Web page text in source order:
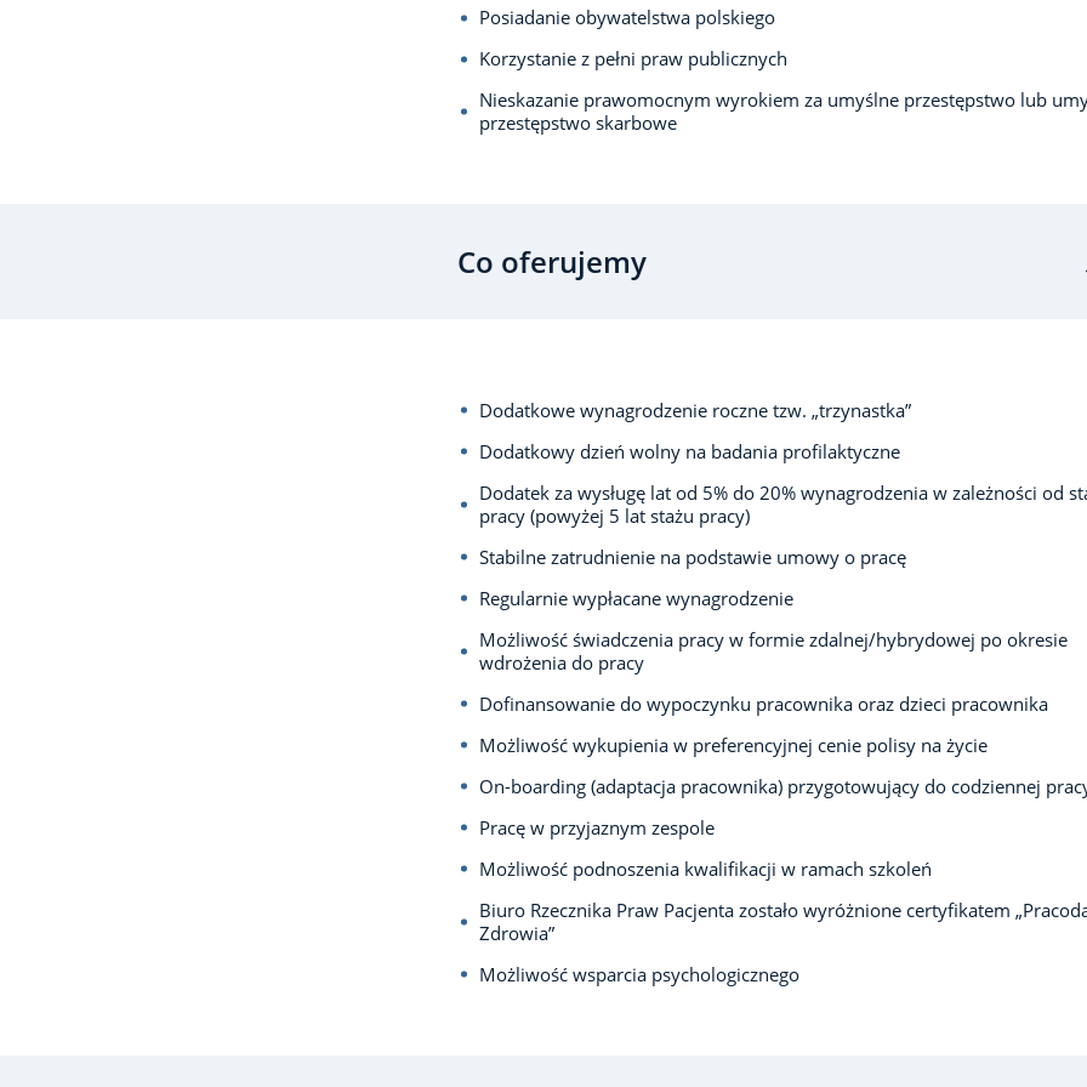
Posiadanie obywatelstwa polskiego
Korzystanie z pełni praw publicznych
Nieskazanie prawomocnym wyrokiem za umyślne przestępstwo lub
przestępstwo skarbowe
Co oferujemy
Dodatkowe wynagrodzenie roczne tzw. „trzynastka”
Dodatkowy dzień wolny na badania profilaktyczne
Dodatek za wysługę lat od 5% do 20% wynagrodzenia w zależności od
pracy (powyżej 5 lat stażu pracy)
Stabilne zatrudnienie na podstawie umowy o pracę
Regularnie wypłacane wynagrodzenie
Możliwość świadczenia pracy w formie zdalnej/hybrydowej po okresie
wdrożenia do pracy
Dofinansowanie do wypoczynku pracownika oraz dzieci pracownika
Możliwość wykupienia w preferencyjnej cenie polisy na życie
On-boarding (adaptacja pracownika) przygotowujący do codziennej
Pracę w przyjaznym zespole
Możliwość podnoszenia kwalifikacji w ramach szkoleń
Biuro Rzecznika Praw Pacjenta zostało wyróżnione certyfikatem
Zdrowia”
Możliwość wsparcia psychologicznego